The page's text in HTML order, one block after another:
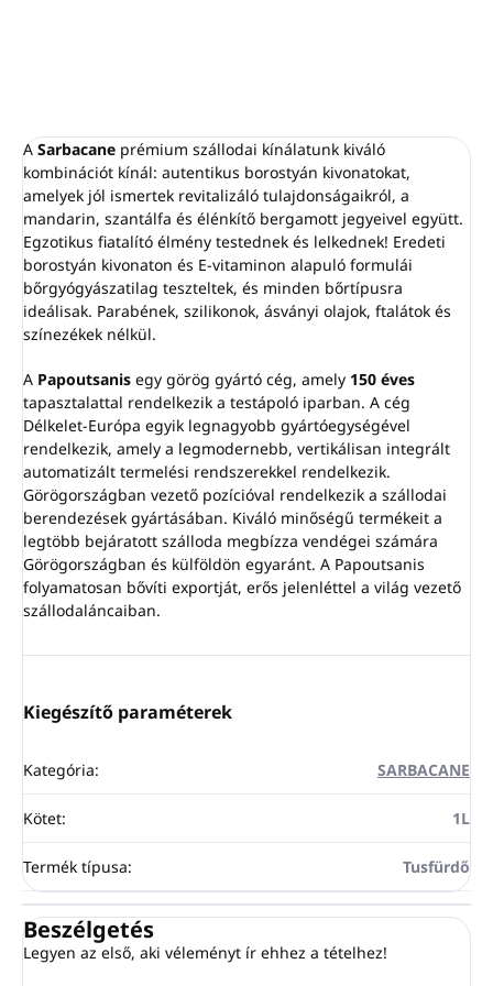
tesztelt.
Parabén-, szilikon-,
ásványi olaj-, ftalát- és
színezékmentes.
Made inGreece.
A Sarbacane prémium szállodai kínálatunk kiváló
kombinációt kínál: autentikus borostyán kivonatokat,
amelyek jól ismertek revitalizáló tulajdonságaikról, a
mandarin, szantálfa és élénkítő bergamott jegyeivel együtt.
Egzotikus fiatalító élmény testednek és lelkednek! Eredeti
borostyán kivonaton és E-vitaminon alapuló formulái
bőrgyógyászatilag teszteltek, és minden bőrtípusra
ideálisak. Parabének, szilikonok, ásványi olajok, ftalátok és
színezékek nélkül.
A Papoutsanis egy görög gyártó cég, amely 150 éves
tapasztalattal rendelkezik a testápoló iparban. A cég
Délkelet-Európa egyik legnagyobb gyártóegységével
rendelkezik, amely a legmodernebb, vertikálisan integrált
automatizált termelési rendszerekkel rendelkezik.
Görögországban vezető pozícióval rendelkezik a szállodai
berendezések gyártásában. Kiváló minőségű termékeit a
legtöbb bejáratott szálloda megbízza vendégei számára
Görögországban és külföldön egyaránt. A Papoutsanis
folyamatosan bővíti exportját, erős jelenléttel a világ vezető
szállodaláncaiban.
Kiegészítő paraméterek
Kategória: SARBACANE
Kötet: 1L
Termék típusa: Tusfürdő
Beszélgetés
Legyen az első, aki véleményt ír ehhez a tételhez!